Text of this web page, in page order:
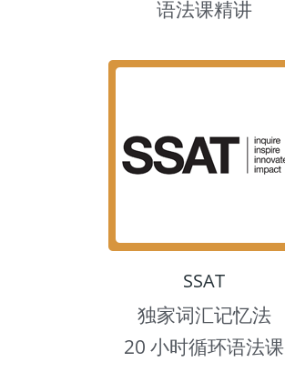
语法课精讲
SSAT
独家词汇记忆法
20 小时循环语法课